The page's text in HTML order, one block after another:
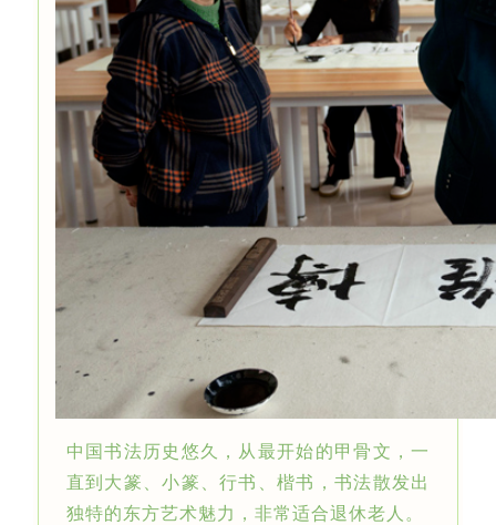
中国书法历史悠久，从最开始的甲骨文，一
直到大篆、小篆、行书、楷书，书法散发出
独特的东方艺术魅力，非常适合退休老人。